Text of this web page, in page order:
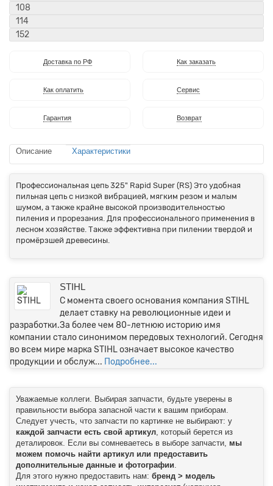
108
114
152
Доставка по РФ Как заказать
Как оплатить Сервис
Гарантия Возврат
Описание Характеристики
Профессиональная цепь 325" Rapid Super (RS) Это удобная
пильная цепь с низкой вибрацией, мягким резом и малым
шумом, а также крайне высокой производительностью
пиления и прорезания. Для профессионального применения в
лесном хозяйстве. Также эффективна при пилении твердой и
промёрзшей древесины.
STIHL
C момента своего основания компания STIHL
делает ставку на революционные идеи и
разработки.За более чем 80-летнюю историю имя
компании стало синонимом передовых технологий. Сегодня
во всем мире марка STIHL означает высокое качество
продукции и обслуж... Подробнее...
Уважаемые коллеги. Выбирая запчасти, будьте уверены в
правильности выбора запасной части к вашим приборам.
Следует учесть, что запчасти по картинке не выбирают: у
каждой запчасти есть свой артикул, который берется из
деталировок. Если вы сомневаетесь в выборе запчасти, мы
можем помочь найти артикул или предоставить
дополнительные данные и фотографии.
Для этого нужно предоставить нам: бренд > модель